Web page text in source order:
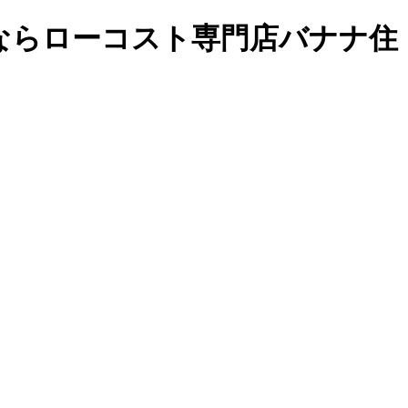
らローコスト専門店バナナ住